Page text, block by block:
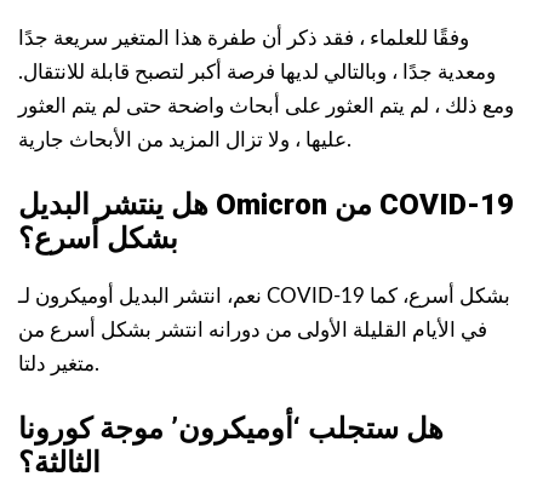
وفقًا للعلماء ، فقد ذكر أن طفرة هذا المتغير سريعة جدًا
ومعدية جدًا ، وبالتالي لديها فرصة أكبر لتصبح قابلة للانتقال.
ومع ذلك ، لم يتم العثور على أبحاث واضحة حتى لم يتم العثور
عليها ، ولا تزال المزيد من الأبحاث جارية.
هل ينتشر البديل Omicron من COVID-19
بشكل أسرع؟
نعم، انتشر البديل أوميكرون لـ COVID-19 بشكل أسرع، كما
في الأيام القليلة الأولى من دورانه انتشر بشكل أسرع من
متغير دلتا.
هل ستجلب ‘أوميكرون’ موجة كورونا
الثالثة؟